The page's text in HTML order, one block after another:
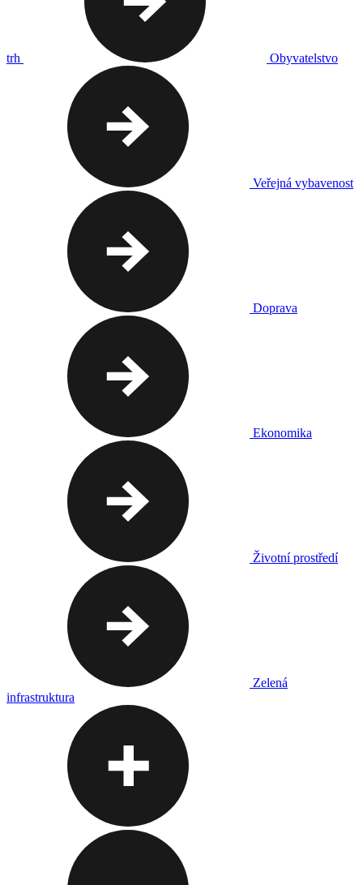
trh Obyvatelstvo
Veřejná vybavenost
Doprava
Ekonomika
Životní prostředí
Zelená
infrastruktura